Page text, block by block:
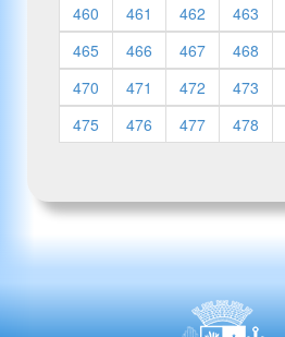
460
461 462 463
465
466 467 468
470
471 472 473
475
476 477 478